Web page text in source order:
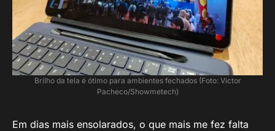
Brilho da tela é ótimo para ambientes fechados (Foto: Victor
Pacheco/Showmetech)
Em dias mais ensolarados, o que mais me fez falta